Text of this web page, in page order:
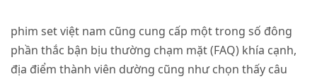
phim set việt nam cũng cung cấp một trong số đông
phần thắc bận bịu thường chạm mặt (FAQ) khía cạnh,
địa điểm thành viên dường cũng như chọn thấy câu